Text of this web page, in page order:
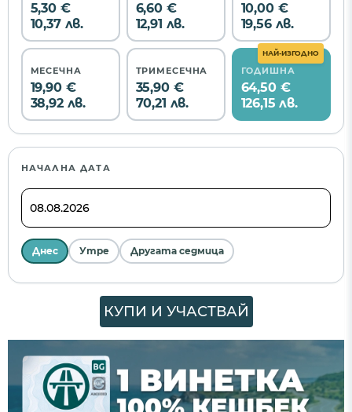
5,30 €
10,37 лв.
6,60 €
12,91 лв.
10,00 €
19,56 лв.
МЕСЕЧНА
19,90 €
38,92 лв.
ТРИМЕСЕЧНА
35,90 €
70,21 лв.
ГОДИШНА
64,50 €
126,15 лв.
НАЙ-ИЗГОДНО
НАЧАЛНА ДАТА
Днес Утре Другата седмица
КУПИ И УЧАСТВАЙ